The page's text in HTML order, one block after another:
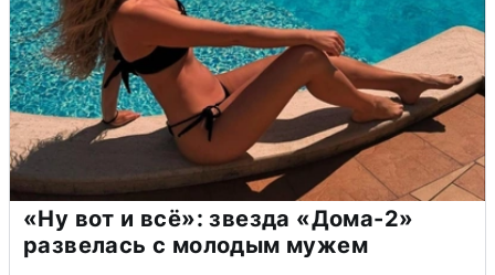
«Ну вот и всё»: звезда «Дома-2»
развелась с молодым мужем